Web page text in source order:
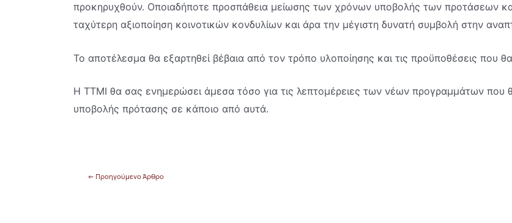
προκηρυχθούν. Οποιαδήποτε προσπάθεια μείωσης των χρόνων υποβολής των προτάσεων
ταχύτερη αξιοποίηση κοινοτικών κονδυλίων και άρα την μέγιστη δυνατή συμβολή στην
Το αποτέλεσμα θα εξαρτηθεί βέβαια από τον τρόπο υλοποίησης και τις προϋποθέσεις που
Η ΤΤΜΙ θα σας ενημερώσει άμεσα τόσο για τις λεπτομέρειες των νέων προγραμμάτων που
υποβολής πρότασης σε κάποιο από αυτά.
← Προηγούμενο Άρθρο